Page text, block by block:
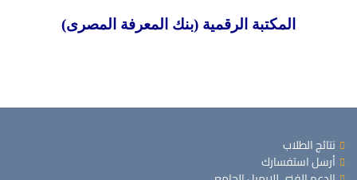
المكتبة الرقمية (بنك المعرفة المصرى)
نتائج الطلاب
أرسل استفسارك